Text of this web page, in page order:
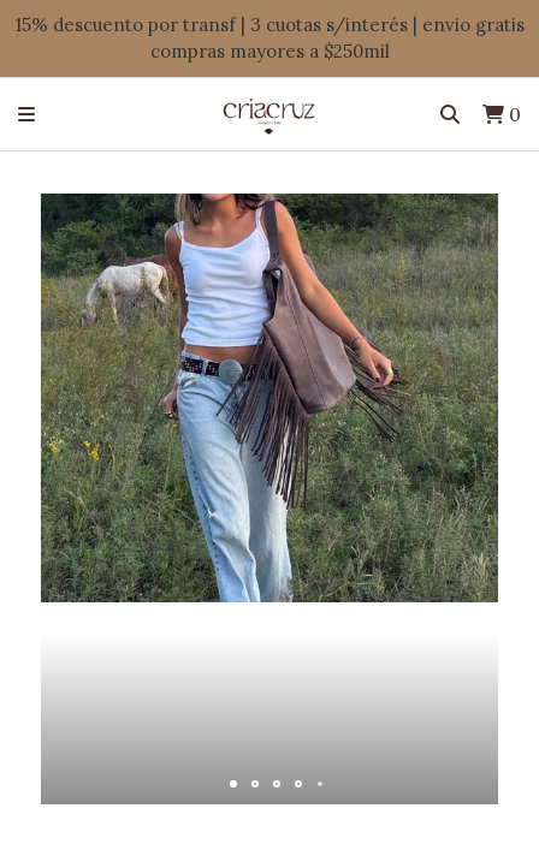
15% descuento por transf | 3 cuotas s/interés | envio gratis
compras mayores a $250mil
0